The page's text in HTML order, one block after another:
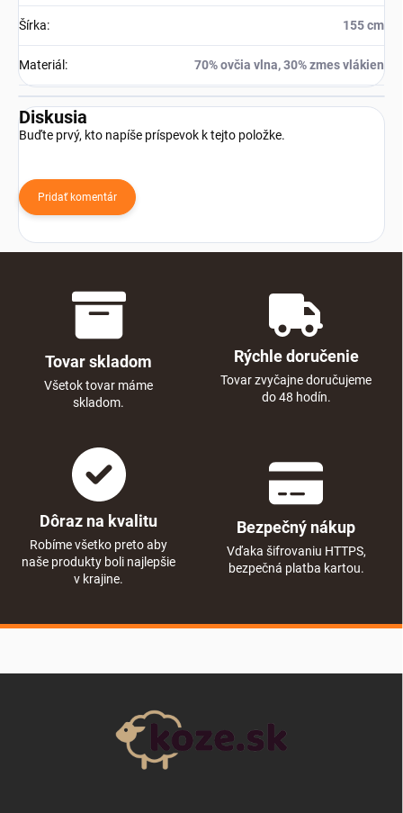
Šírka: 155 cm
Materiál : 70% ovčia vlna, 30% zmes vlákien
Diskusia
Buďte prvý, kto napíše príspevok k tejto položke.
Pridať komentár
Tovar skladom
Všetok tovar máme
skladom.
Rýchle doručenie
Tovar zvyčajne doručujeme
do 48 hodín.
Dôraz na kvalitu
Robíme všetko preto aby
naše produkty boli najlepšie
v krajine.
Bezpečný nákup
Vďaka šifrovaniu HTTPS,
bezpečná platba kartou.